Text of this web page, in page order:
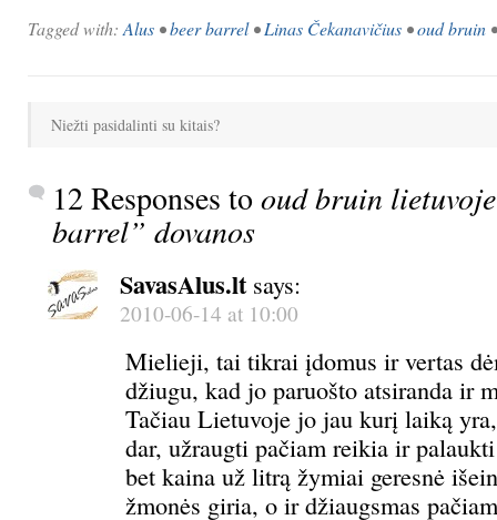
Tagged with: Alus •beer barrel•Linas Čekanavičius •oud bruin
Niežti pasidalinti su kitais?
12 Responses tooud bruin
barrel” dovanos
SavasAlus.lt says:
2010-06-14 at 10:00
Mielieji, tai tikrai įdomus ir vertas
džiugu, kad jo paruošto atsiranda ir
Tačiau Lietuvoje jo jau kurį laiką
dar, užraugti pačiam reikia ir
bet kaina už litrą žymiai geresnė
žmonės giria, o ir džiaugsmas